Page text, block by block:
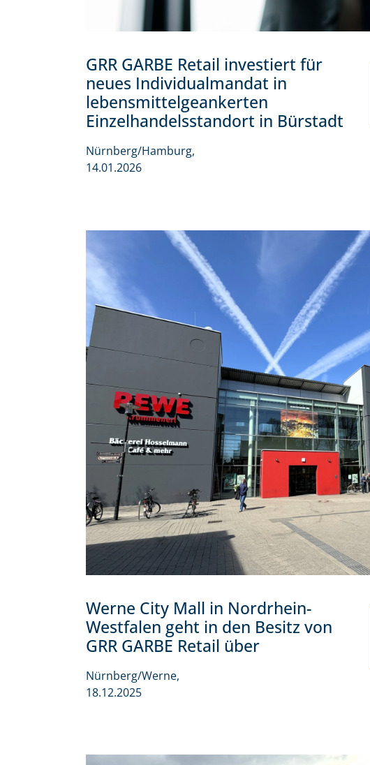
GRR GARBE Retail investiert für
neues Individualmandat in
lebensmittelgeankerten
Einzelhandelsstandort in Bürstadt
Nürnberg/Hamburg,
14.01.2026
Werne City Mall in Nordrhein-
Westfalen geht in den Besitz von
GRR GARBE Retail über
Nürnberg/Werne,
18.12.2025